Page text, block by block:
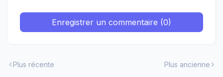
Enregistrer un commentaire (0)
Plus récente Plus ancienne